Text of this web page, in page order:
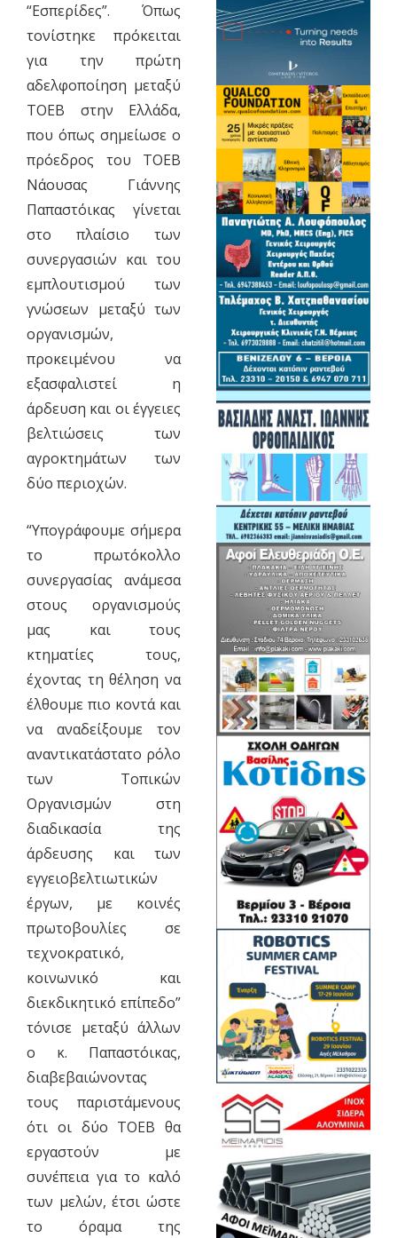
“Εσπερίδες”. Όπως
τονίστηκε πρόκειται
για την πρώτη
αδελφοποίηση μεταξύ
ΤΟΕΒ στην Ελλάδα,
που όπως σημείωσε ο
πρόεδρος του ΤΟΕΒ
Νάουσας Γιάννης
Παπαστόικας γίνεται
στο πλαίσιο των
συνεργασιών και του
εμπλουτισμού των
γνώσεων μεταξύ των
οργανισμών,
προκειμένου να
εξασφαλιστεί η
άρδευση και οι έγγειες
βελτιώσεις των
αγροκτημάτων των
δύο περιοχών.
“Υπογράφουμε σήμερα
το πρωτόκολλο
συνεργασίας ανάμεσα
στους οργανισμούς
μας και τους
κτηματίες τους,
έχοντας τη θέληση να
έλθουμε πιο κοντά και
να αναδείξουμε τον
αναντικατάστατο ρόλο
των Τοπικών
Οργανισμών στη
διαδικασία της
άρδευσης και των
εγγειοβελτιωτικών
έργων, με κοινές
πρωτοβουλίες σε
τεχνοκρατικό,
κοινωνικό και
διεκδικητικό επίπεδο”
τόνισε μεταξύ άλλων
ο κ. Παπαστόικας,
διαβεβαιώνοντας
τους παριστάμενους
ότι οι δύο ΤΟΕΒ θα
εργαστούν με
συνέπεια για το καλό
των μελών, έτσι ώστε
το όραμα της